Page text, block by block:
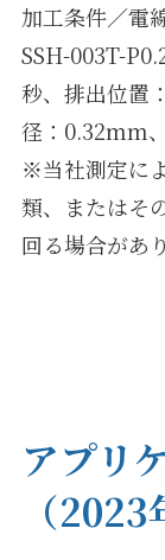
加工条件／電
SSH-003T-
秒、排出位置
径：0.32mm
※当社測定に
類、またはそ
回る場合があ
アプリ
（2023